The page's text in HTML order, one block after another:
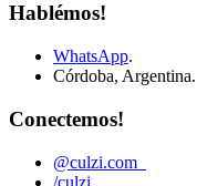
Hablémos!
WhatsApp.
Córdoba, Argentina.
Conectemos!
@culzi.com_
/culzi